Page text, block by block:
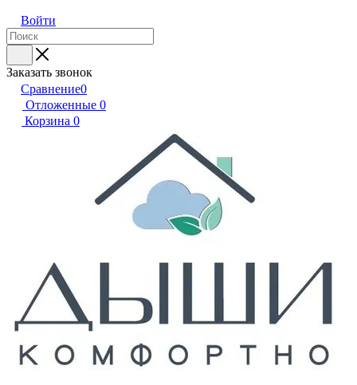
Войти
Заказать звонок
Сравнение0
Отложенные 0
Корзина 0